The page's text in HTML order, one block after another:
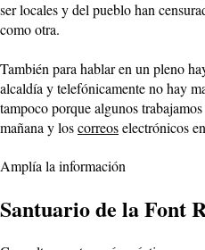
ser locales y del pueblo han
como otra.
También para hablar en un pleno
alcaldía y telefónicamente no hay
tampoco porque algunos
mañana y loscorreoselectrónicos
Amplía la información
Santuario de la Font